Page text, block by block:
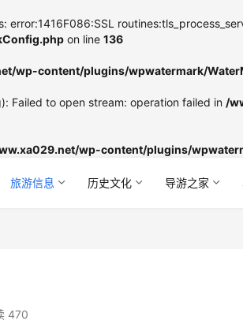
error:1416F086:SSL
on line 136
wp-content/plugins/wpwatermark/
to open stream: operation failed in /
wp-content/plugins/
旅游信息 历史文化 导游之家
470